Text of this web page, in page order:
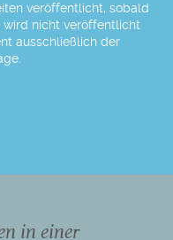
veröffentlicht, sobald
wird nicht veröffentlicht
ausschließlich der
in einer